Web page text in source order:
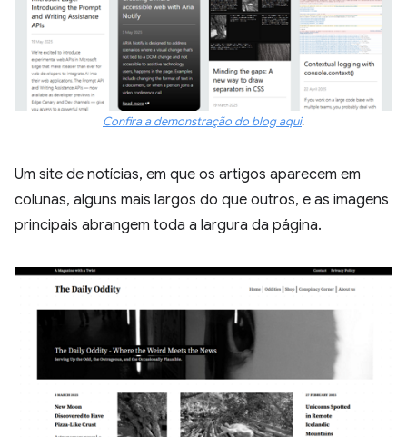
Confira a demonstração do blog aqui.
Um site de notícias, em que os artigos aparecem em
colunas, alguns mais largos do que outros, e as imagens
principais abrangem toda a largura da página.